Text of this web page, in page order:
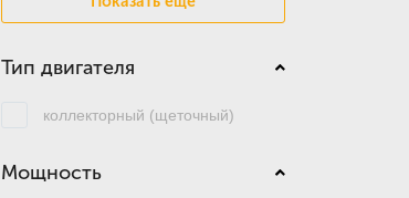
Тип двигателя
коллекторный (щеточный)
Мощность